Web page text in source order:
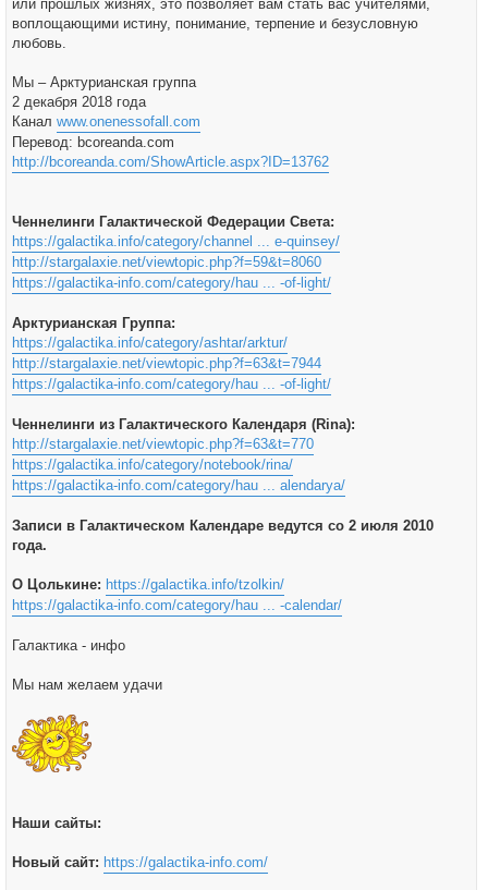
или прошлых жизнях, это позволяет вам стать вас учителями,
воплощающими истину, понимание, терпение и безусловную
любовь.
Мы – Арктурианская группа
2 декабря 2018 года
Канал www.onenessofall.com
Перевод: bcoreanda.com
http://bcoreanda.com/ShowArticle.aspx?ID=13762
Ченнелинги Галактической Федерации Света:
https://galactika.info/category/channel ... e-quinsey/
http://stargalaxie.net/viewtopic.php?f=59&t=8060
https://galactika-info.com/category/hau ... -of-light/
Арктурианская Группа:
https://galactika.info/category/ashtar/arktur/
http://stargalaxie.net/viewtopic.php?f=63&t=7944
https://galactika-info.com/category/hau ... -of-light/
Ченнелинги из Галактического Календаря (Rina):
http://stargalaxie.net/viewtopic.php?f=63&t=770
https://galactika.info/category/notebook/rina/
https://galactika-info.com/category/hau ... alendarya/
Записи в Галактическом Календаре ведутся со 2 июля 2010
года.
О Цолькине: https://galactika.info/tzolkin/
https://galactika-info.com/category/hau ... -calendar/
Галактика - инфо
Мы нам желаем удачи
Наши сайты:
Новый сайт: https://galactika-info.com/